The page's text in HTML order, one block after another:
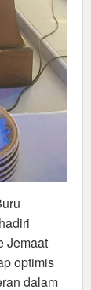
Jemaat
optimis
dalam